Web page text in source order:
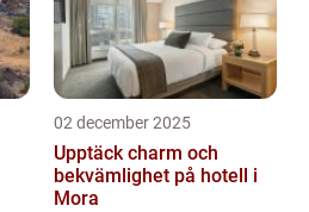
02 december 2025
Upptäck charm och
bekvämlighet på hotell i
Mora